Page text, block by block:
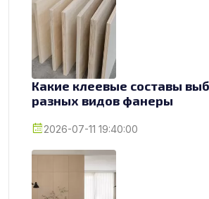
Какие клеевые составы
разных видов фанеры
2026-07-11 19:40:00